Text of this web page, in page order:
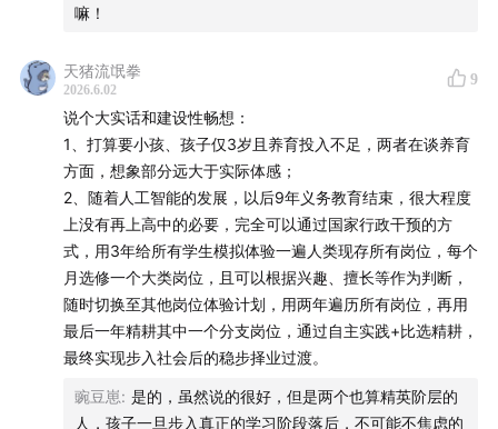
准备好钱包:父母的物质性兜底。存一个账户，跟上时
代的，让资本回报高于劳动回报。
一个理财小tips:微信-理财通-亲情账户。
为什么炒股票的人很难过好一生?
卷到最后并不快乐，做题家是命。美国富人已经不追
求“读书基因”了。
有感受，但要淡化不良评价?也给小孩疼痛生长的空
普鲁士教育下，极致的工业化，也会有代价，人可能
会很脆弱。
嘛！
天猪流氓拳
2026.6.02
9
说个大实话和建设性畅想：
1、打算要小孩、孩子仅3岁且养育投入不足，两者在谈养育
方面，想象部分远大于实际体感；
2、随着人工智能的发展，以后9年义务教育结束，很大程度
上没有再上高中的必要，完全可以通过国家行政干预的方
式，用3年给所有学生模拟体验一遍人类现存所有岗位，每个
月选修一个大类岗位，且可以根据兴趣、擅长等作为判断，
随时切换至其他岗位体验计划，用两年遍历所有岗位，再用
最后一年精耕其中一个分支岗位，通过自主实践+比选精耕，
最终实现步入社会后的稳步择业过渡。
豌豆崽: 是的，虽然说的很好，但是两个也算精英阶层的
人，孩子一旦步入真正的学习阶段落后，不可能不焦虑的